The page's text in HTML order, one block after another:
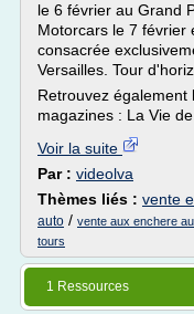
le 6 février au Grand
Motorcars le 7 février
consacrée
Versailles. Tour
Retrouvez
magazines : La Vie de
Voir la suite
Par : videolva
Thèmes liés : vente
auto / vente aux enchere
tours
1 Ressources